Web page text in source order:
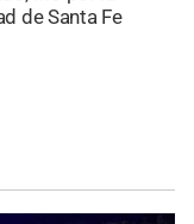
de Santa Fe